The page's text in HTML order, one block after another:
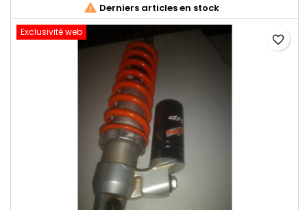
 Derniers articles en stock
Exclusivité web
favorite_border